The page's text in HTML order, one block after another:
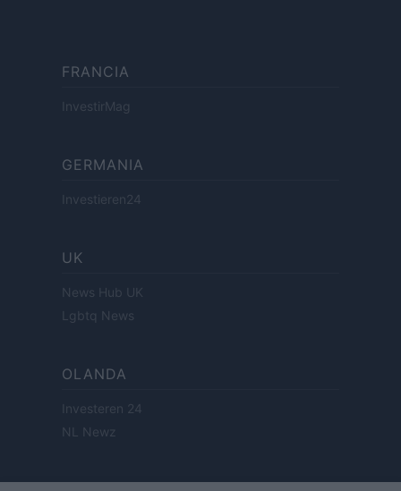
FRANCIA
InvestirMag
GERMANIA
Investieren24
UK
News Hub UK
Lgbtq News
OLANDA
Investeren 24
NL Newz